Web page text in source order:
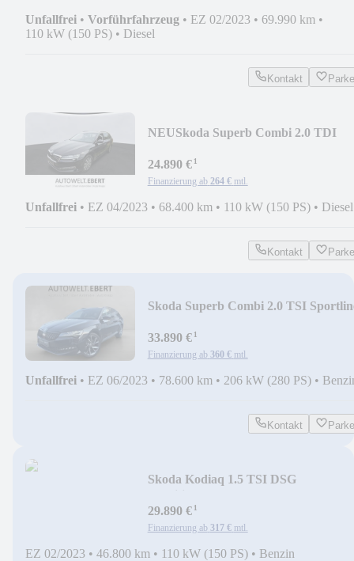
Unfallfrei • Vorführfahrzeug • EZ 02/2023 • 69.990 km •
110 kW (150 PS) • Diesel
Kontakt
NEUSkoda Superb Combi 2.0 TDI
24.890 €¹
Finanzierung ab 264 € mtl.
Unfallfrei • EZ 04/2023 • 68.400 km • 110 kW (150 PS) • Diesel
Kontakt
Skoda Superb Combi 2.0 TSI
33.890 €¹
Finanzierung ab 360 € mtl.
Unfallfrei • EZ 06/2023 • 78.600 km • 206 kW (280 PS) •
Kontakt
Skoda Kodiaq 1.5 TSI DSG
29.890 €¹
Finanzierung ab 317 € mtl.
EZ 02/2023 • 46.800 km • 110 kW (150 PS) • Benzin